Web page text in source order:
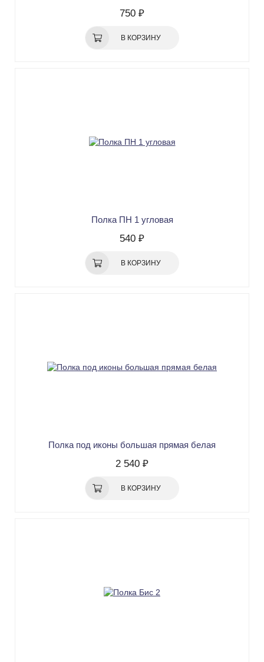
750 ₽
В КОРЗИНУ
Полка ПН 1 угловая
540 ₽
В КОРЗИНУ
Полка под иконы большая прямая белая
2 540 ₽
В КОРЗИНУ